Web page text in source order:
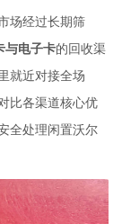
场经过长期筛
与电子卡的回收渠
就近对接全场
比各渠道核心优
全处理闲置沃尔